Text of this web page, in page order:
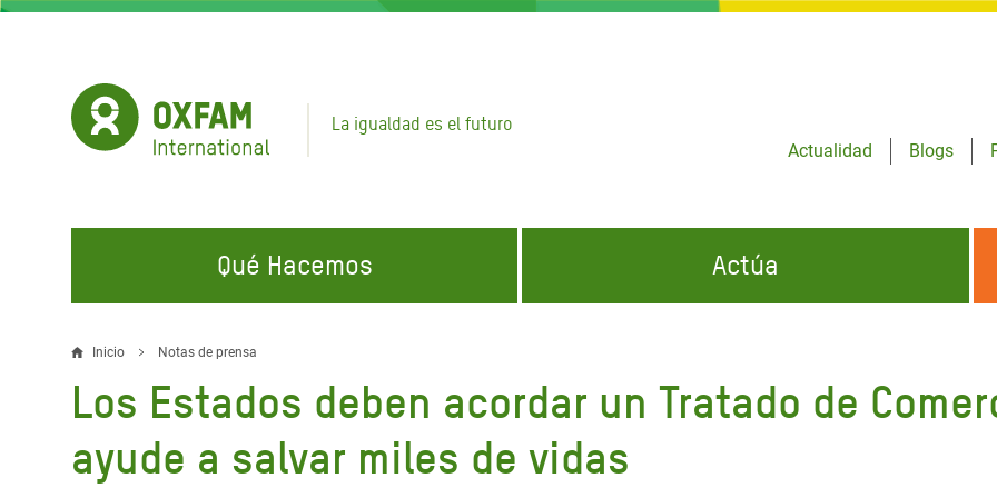
Pasar
La igualdad es el futuro
Actualidad
Blogs
Qué Hacemos
EN QUÉ TRABAJAMOS
Agua y Servicios de
Saneamiento
Alimentación, Crisis Climática,
Gaza Crisis Appeal
Llamamiento por la Crisis en
Líbano
CONÓCENOS
Actúa
ÚNETE A NUESTRAS CAMPAÑAS
Climate Justice
Hands Off Our Spaces
Sobrescribir
enlaces
de
Inicio Notas de prensa
Los Estados deben acordar un Tratado de
ayude a salvar miles de vidas